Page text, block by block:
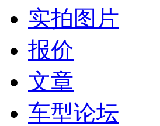
实拍图片
报价
文章
车型论坛